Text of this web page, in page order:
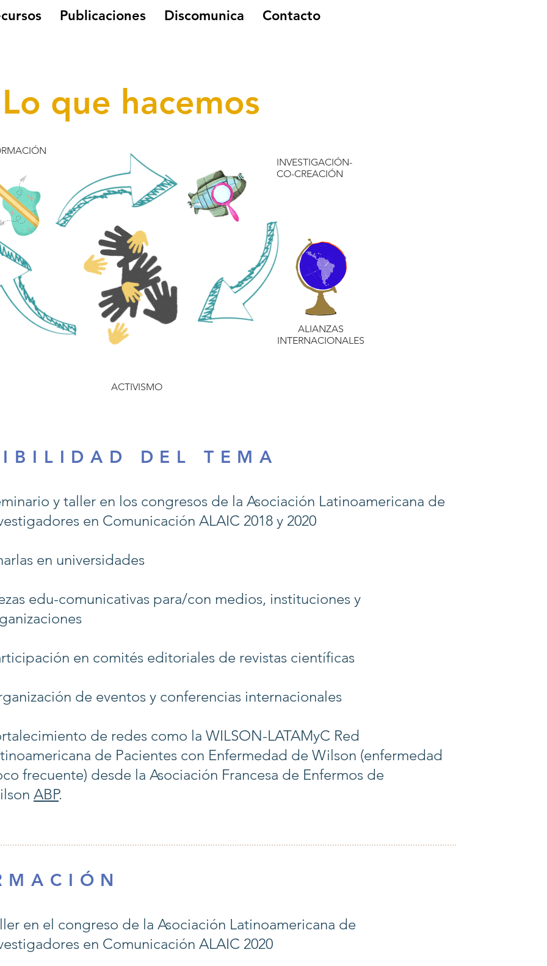
Publicaciones Discomunica Contacto
Lo que hacemos
INVESTIGACIÓN-
CO-CREACIÓN
ALIANZAS
INTERNACIONALES
ACTIVISMO
I B I L I D A D D E L T E M A
y taller en los congresos de la Asociación Latinoamericana de
en Comunicación ALAIC 2018 y 2020
en universidades
edu-comunicativas para/con medios, instituciones y
en comités editoriales de revistas científicas
de eventos y conferencias internacionales
de redes como la WILSON-LATAMyC Red
de Pacientes con Enfermedad de Wilson (enfermedad
frecuente) desde la Asociación Francesa de Enfermos de
ABP.
M A C I Ó N
en el congreso de la Asociación Latinoamericana de
en Comunicación ALAIC 2020